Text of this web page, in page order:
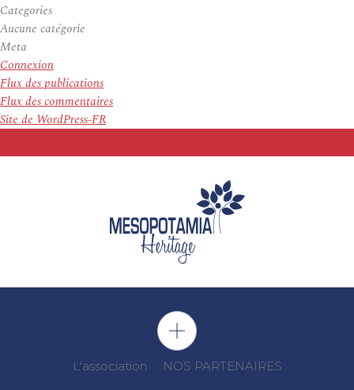
Categories
Aucune catégorie
Meta
Connexion
Flux des publications
Flux des commentaires
Site de WordPress-FR
L'association NOS PARTENAIRES